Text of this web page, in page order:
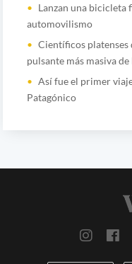
Lanzan una bicicleta
automovilismo
Científicos platenses
pulsante más masiva
Así fue el primer
Patagónico